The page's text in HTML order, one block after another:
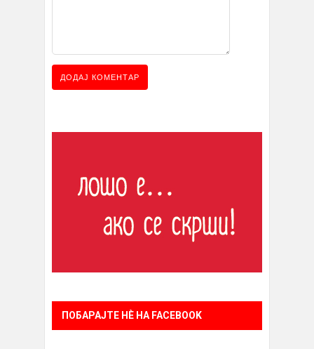
ПОБАРАЈТЕ НÈ НА FACEBOOK